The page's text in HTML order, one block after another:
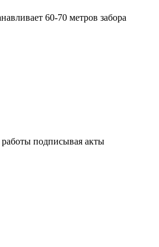
60-70 метров забора
подписывая акты